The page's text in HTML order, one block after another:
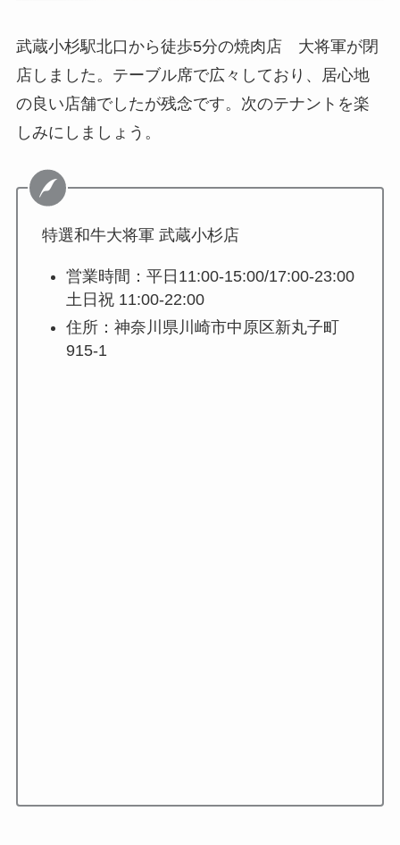
武蔵小杉駅北口から徒歩5分の焼肉店 大将軍が閉
店しました。テーブル席で広々しており、居心地
の良い店舗でしたが残念です。次のテナントを楽
しみにしましょう。
特選和牛大将軍 武蔵小杉店
営業時間：平日11:00-15:00/17:00-23:00
土日祝 11:00-22:00
住所：神奈川県川崎市中原区新丸子町
915-1